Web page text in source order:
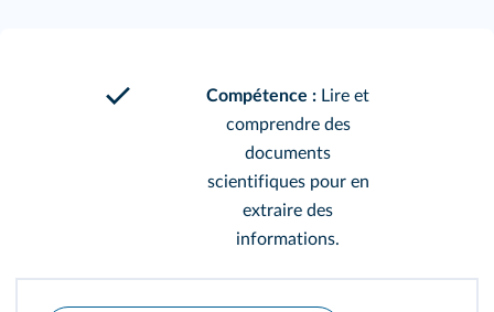
Compétence : Lire et
comprendre des
documents
scientifiques pour en
extraire des
informations.